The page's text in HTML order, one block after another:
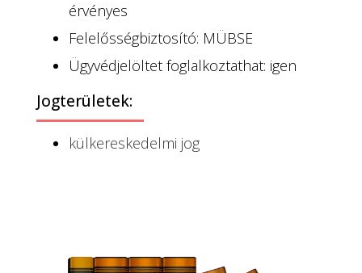
érvényes
Felelősségbiztosító: MÜBSE
Ügyvédjelöltet foglalkoztathat: igen
Jogterületek:
külkereskedelmi jog